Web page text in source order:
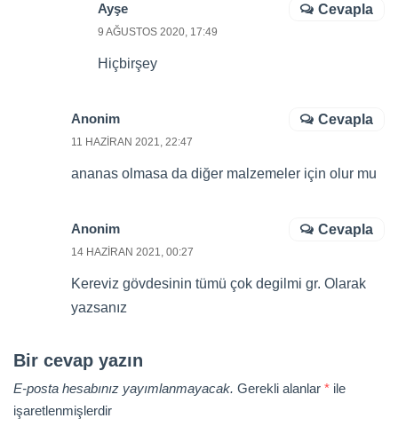
Ayşe
9 AĞUSTOS 2020, 17:49
Hiçbirşey
Cevapla
Anonim
11 HAZIRAN 2021, 22:47
ananas olmasa da diğer malzemeler için olur mu
Cevapla
Anonim
14 HAZIRAN 2021, 00:27
Kereviz gövdesinin tümü çok degilmi gr. Olarak
yazsanız
Cevapla
Bir cevap yazın
E-posta hesabınız yayımlanmayacak. Gerekli alanlar * ile
işaretlenmişlerdir